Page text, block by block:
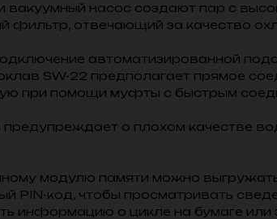
вакуумный насос создают пар с
фильтр, отвечающий за качество
автоматизированной
SW-22 предполагает прямое
при помощи муфты с быстрым
о плохом качестве
модулю памяти можно
PIN-код, чтобы просматривать
информацию о цикле на бумаге или